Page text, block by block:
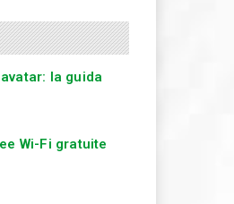
r
c
h
la guida
Wi-Fi gratuite